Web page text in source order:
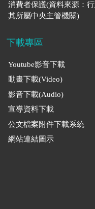
消費者保護(資料來源：行
其所屬中央主管機關)
下載專區
Youtube影音下載
動畫下載(Video)
影音下載(Audio)
宣導資料下載
公文檔案附件下載系統
網站連結圖示